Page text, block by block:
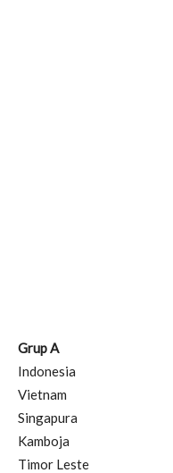
Grup A
Indonesia
Vietnam
Singapura
Kamboja
Timor Leste